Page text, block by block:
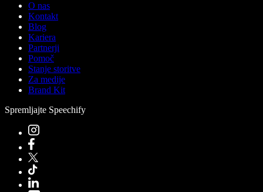
O nas
Kontakt
Blog
Kariera
Partnerji
Pomoč
Stanje storitve
Za medije
Brand Kit
Spremljajte Speechify